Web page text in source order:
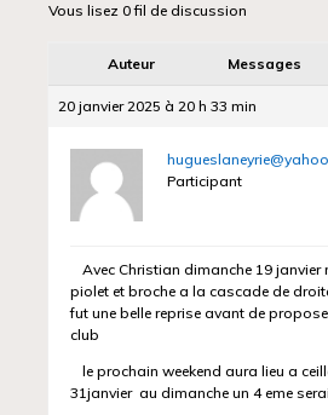
Vous lisez 0 fil de discussion
Auteur Messages
20 janvier 2025 à 20 h 33 min
Participant
Avec Christian dimanche 19
piolet et broche a la cascade de
fut une belle reprise avant de
club
le prochain weekend aura lieu a
31janvier au dimanche un 4 eme